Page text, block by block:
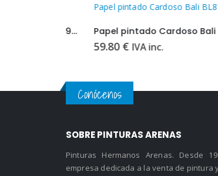
Papel pintado Cardoso Bali BL8719
Papel pintado Cardoso Bali
59.80€ IVA inc.
Conócenos
SOBRE PINTURAS ARENAS
Pinturas Hermanos Arenas. Desde
empresa dedicada a la venta de pintura